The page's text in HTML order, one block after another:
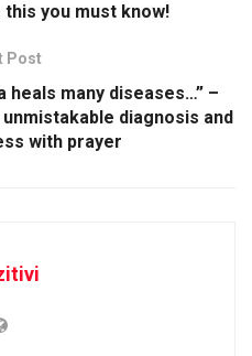
you must know!
Post
heals many diseases…” –
diagnosis and
with prayer